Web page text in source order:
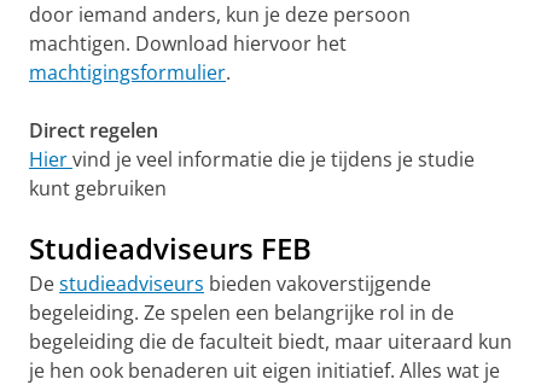
door iemand anders, kun je deze persoon
machtigen. Download hiervoor het
machtigingsformulier.
Direct regelen
Hiervind je veel informatie die je tijdens je studie
kunt gebruiken
Studieadviseurs FEB
Destudieadviseurs bieden vakoverstijgende
begeleiding. Ze spelen een belangrijke rol in de
begeleiding die de faculteit biedt, maar uiteraard kun
je hen ook benaderen uit eigen initiatief. Alles wat je